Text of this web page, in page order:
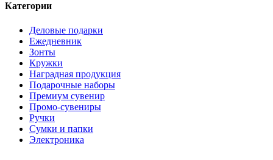
Категории
Деловые подарки
Ежедневник
Зонты
Кружки
Наградная продукция
Подарочные наборы
Премиум сувенир
Промо-сувениры
Ручки
Сумки и папки
Электроника